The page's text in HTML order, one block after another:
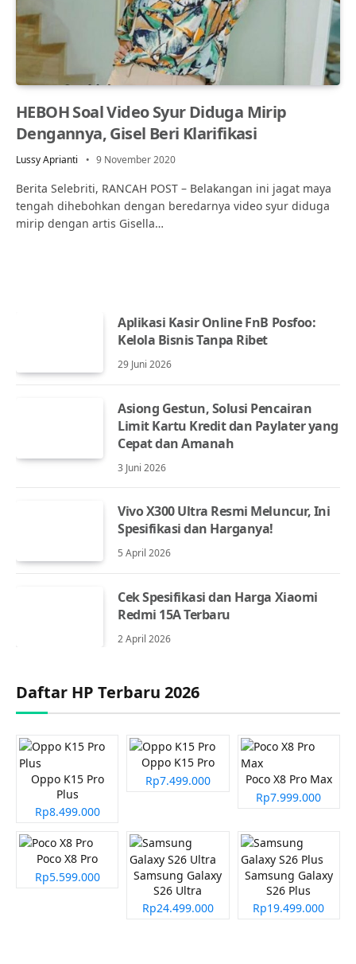
HEBOH Soal Video Syur Diduga Mirip
Dengannya, Gisel Beri Klarifikasi
Lussy Aprianti 9 November 2020
Berita Selebriti, RANCAH POST – Belakangan ini jagat maya
tengah dihebohkan dengan beredarnya video syur diduga
mirip dengan artis Gisella…
Aplikasi Kasir Online FnB Posfoo:
Kelola Bisnis Tanpa Ribet
29 Juni 2026
Asiong Gestun, Solusi Pencairan
Limit Kartu Kredit dan Paylater yang
Cepat dan Amanah
3 Juni 2026
Vivo X300 Ultra Resmi Meluncur, Ini
Spesifikasi dan Harganya!
5 April 2026
Cek Spesifikasi dan Harga Xiaomi
Redmi 15A Terbaru
2 April 2026
Daftar HP Terbaru 2026
Oppo K15 Pro
Plus
Rp8.499.000
Oppo K15 Pro
Rp7.499.000
Poco X8 Pro Max
Rp7.999.000
Poco X8 Pro
Rp5.599.000
Samsung Galaxy
S26 Ultra
Rp24.499.000
Samsung Galaxy
S26 Plus
Rp19.499.000